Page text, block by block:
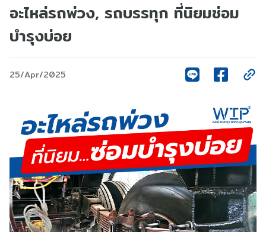
อะไหล่รถพ่วง, รถบรรทุก ที่นิยมซ่อม
บำรุงบ่อย
25/Apr/2025